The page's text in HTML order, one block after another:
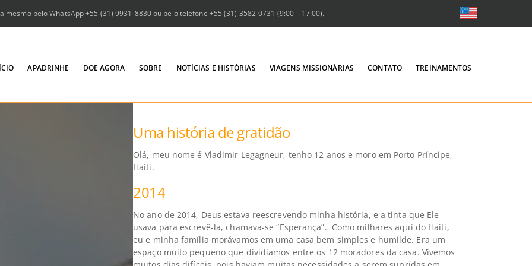
mesmo pelo WhatsApp +55 (31) 9931-8830 ou pelo telefone +55 (31) 3582-0731 (9:00 – 17:00).
APADRINHE DOE AGORA SOBRE NOTÍCIAS E HISTÓRIAS VIAGENS MISSIONÁRIAS CONTATO TREINAMENTOS
Uma história de gratidão
Olá, meu nome é Vladimir Legagneur, tenho 12 anos e moro em Porto Príncipe,
Haiti.
2014
No ano de 2014, Deus estava reescrevendo minha história, e a tinta que Ele
usava para escrevê-la, chamava-se “Esperança”. Como milhares aqui do Haiti,
eu e minha família morávamos em uma casa bem simples e humilde. Era um
espaço muito pequeno que dividíamos entre os 12 moradores da casa. Vivemos